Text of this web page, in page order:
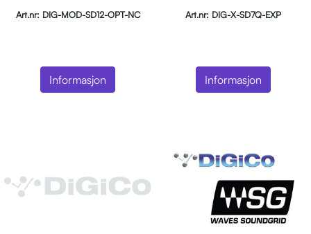
Art.nr: DIG-MOD-SD12-OPT-NC
Informasjon
Art.nr: DIG-X-SD7Q-EXP
Informasjon